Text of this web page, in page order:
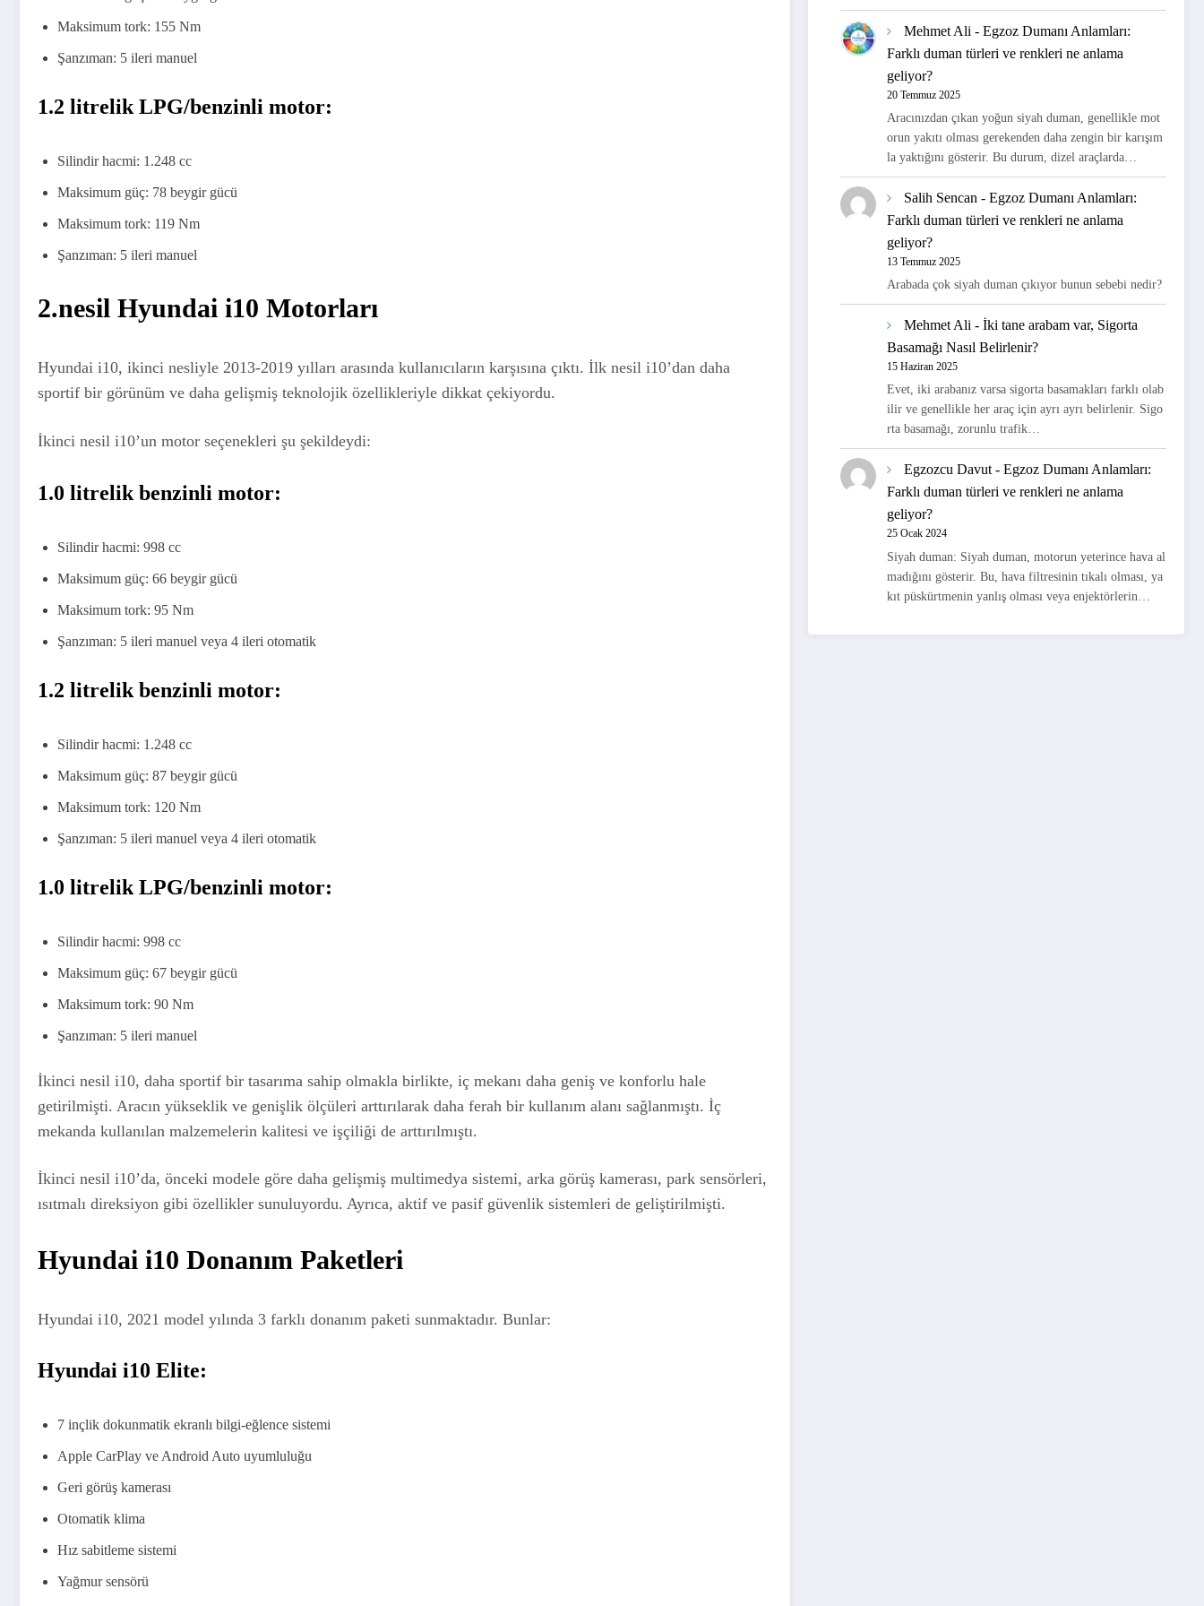
Maksimum tork: 155 Nm
Şanzıman: 5 ileri manuel
1.2 litrelik LPG/benzinli motor:
Silindir hacmi: 1.248 cc
Maksimum güç: 78 beygir gücü
Maksimum tork: 119 Nm
Şanzıman: 5 ileri manuel
2.nesil Hyundai i10 Motorları
Hyundai i10, ikinci nesliyle 2013-2019 yılları arasında kullanıcıların karşısına çıktı. İlk nesil i10’dan daha
sportif bir görünüm ve daha gelişmiş teknolojik özellikleriyle dikkat çekiyordu.
İkinci nesil i10’un motor seçenekleri şu şekildeydi:
1.0 litrelik benzinli motor:
Silindir hacmi: 998 cc
Maksimum güç: 66 beygir gücü
Maksimum tork: 95 Nm
Şanzıman: 5 ileri manuel veya 4 ileri otomatik
1.2 litrelik benzinli motor:
Silindir hacmi: 1.248 cc
Maksimum güç: 87 beygir gücü
Maksimum tork: 120 Nm
Şanzıman: 5 ileri manuel veya 4 ileri otomatik
1.0 litrelik LPG/benzinli motor:
Silindir hacmi: 998 cc
Maksimum güç: 67 beygir gücü
Maksimum tork: 90 Nm
Şanzıman: 5 ileri manuel
İkinci nesil i10, daha sportif bir tasarıma sahip olmakla birlikte, iç mekanı daha geniş ve konforlu hale
getirilmişti. Aracın yükseklik ve genişlik ölçüleri arttırılarak daha ferah bir kullanım alanı sağlanmıştı. İç
mekanda kullanılan malzemelerin kalitesi ve işçiliği de arttırılmıştı.
İkinci nesil i10’da, önceki modele göre daha gelişmiş multimedya sistemi, arka görüş kamerası, park sensörleri,
ısıtmalı direksiyon gibi özellikler sunuluyordu. Ayrıca, aktif ve pasif güvenlik sistemleri de geliştirilmişti.
Hyundai i10 Donanım Paketleri
Hyundai i10, 2021 model yılında 3 farklı donanım paketi sunmaktadır. Bunlar:
Hyundai i10 Elite:
7 inçlik dokunmatik ekranlı bilgi-eğlence sistemi
Apple CarPlay ve Android Auto uyumluluğu
Geri görüş kamerası
Otomatik klima
Hız sabitleme sistemi
Yağmur sensörü
Mehmet Ali -Egzoz Dumanı Anlamları:
Farklı duman türleri ve renkleri ne anlama
geliyor?
20 Temmuz 2025
Aracınızdan çıkan yoğun siyah duman, genellikle mot
orun yakıtı olması gerekenden daha zengin bir karışım
la yaktığını gösterir. Bu durum, dizel araçlarda…
Salih Sencan -Egzoz Dumanı Anlamları:
Farklı duman türleri ve renkleri ne anlama
geliyor?
13 Temmuz 2025
Arabada çok siyah duman çıkıyor bunun sebebi nedir?
Mehmet Ali -İki tane arabam var, Sigorta
Basamağı Nasıl Belirlenir?
15 Haziran 2025
Evet, iki arabanız varsa sigorta basamakları farklı olab
ilir ve genellikle her araç için ayrı ayrı belirlenir. Sigo
rta basamağı, zorunlu trafik…
Egzozcu Davut-Egzoz Dumanı Anlamları:
Farklı duman türleri ve renkleri ne anlama
geliyor?
25 Ocak 2024
Siyah duman: Siyah duman, motorun yeterince hava al
madığını gösterir. Bu, hava filtresinin tıkalı olması, ya
kıt püskürtmenin yanlış olması veya enjektörlerin…